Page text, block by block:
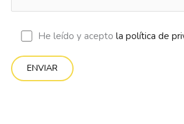
He leído y aceptola política de